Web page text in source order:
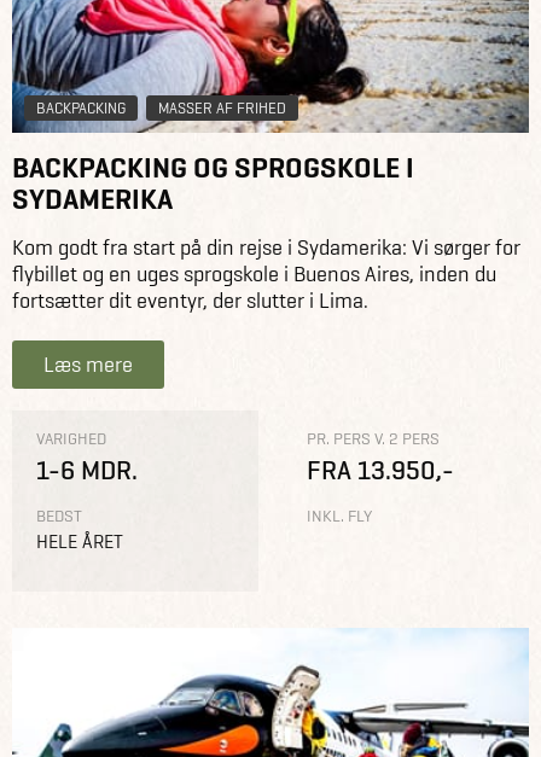
BACKPACKING MASSER AF FRIHED
BACKPACKING OG SPROGSKOLE I
SYDAMERIKA
Kom godt fra start på din rejse i Sydamerika: Vi sørger for
flybillet og en uges sprogskole i Buenos Aires, inden du
fortsætter dit eventyr, der slutter i Lima.
Læs mere
VARIGHED
1-6 MDR.
BEDST
HELE ÅRET
PR. PERS V. 2 PERS
FRA 13.950,-
INKL. FLY